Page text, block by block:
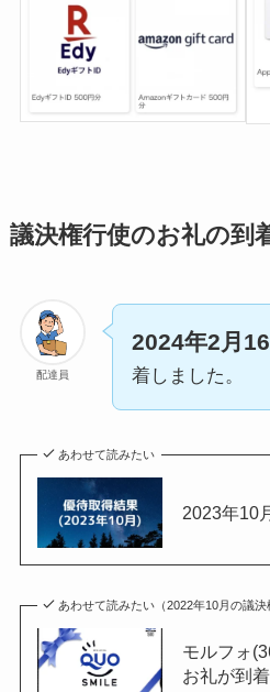
議決権行使のお礼の到
配達員
2024年2月16
着しました。
あわせて読みたい
2023年10
あわせて読みたい（2022年10月の議決
モルフォ
お礼が到着